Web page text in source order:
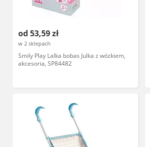
od 53,59 zł
w 2 sklepach
Smily Play Lalka bobas Julka z wózkiem,
akcesoria, SP84482